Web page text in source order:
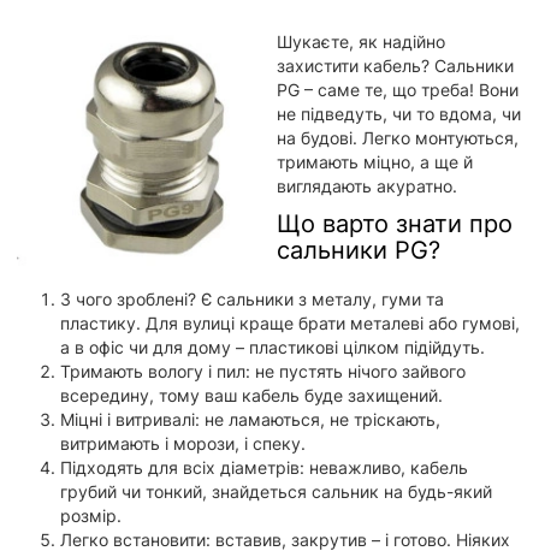
Шукаєте, як надійно
захистити кабель? Сальники
PG – саме те, що треба! Вони
не підведуть, чи то вдома, чи
на будові. Легко монтуються,
тримають міцно, а ще й
виглядають акуратно.
Що варто знати про
сальники PG?
З чого зроблені? Є сальники з металу, гуми та
пластику. Для вулиці краще брати металеві або гумові,
а в офіс чи для дому – пластикові цілком підійдуть.
Тримають вологу і пил: не пустять нічого зайвого
всередину, тому ваш кабель буде захищений.
Міцні і витривалі: не ламаються, не тріскають,
витримають і морози, і спеку.
Підходять для всіх діаметрів: неважливо, кабель
грубий чи тонкий, знайдеться сальник на будь-який
розмір.
Легко встановити: вставив, закрутив – і готово. Ніяких